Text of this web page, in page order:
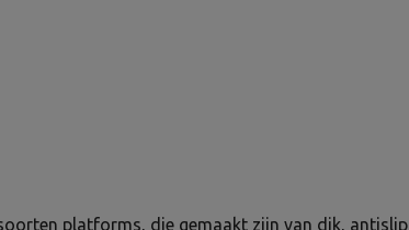
platforms, die gemaakt zijn van dik, antislip